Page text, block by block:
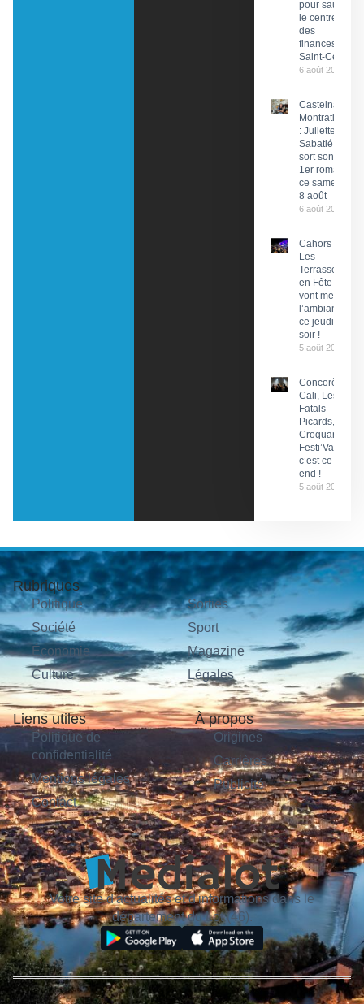
pour sauver
le centre
des
finances de
Saint-Céré
6 août 2026
Castelnau-
Montratier
: Juliette
Sabatié
sort son
1er roman
ce samedi
8 août
6 août 2026
Cahors :
Les
Terrasses
en Fête
vont mettre
l’ambiance
ce jeudi
soir !
5 août 2026
Concorès :
Cali, Les
Fatals
Picards, Les
Croquants…
Festi’ValCéou,
c’est ce week-
end !
5 août 2026
Rubriques
Politique
Société
Économie
Culture
Sorties
Sport
Magazine
Légales
Liens utiles
Politique de
confidentialité
Mentions légales
Contact
À propos
Origines
Carrières
Publicité
Votre site d'actualités et d'informations dans le
département du Lot (46).